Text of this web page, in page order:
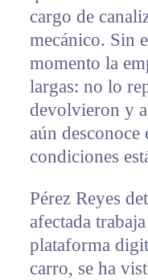
cargo de
mecánico. Sin
momento la
largas: no lo
devolvieron y
aún
condiciones
Pérez Reyes
afectada
plataforma
carro, se ha